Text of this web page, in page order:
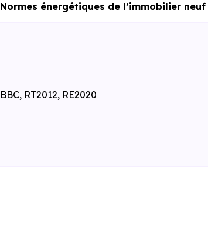
Normes énergétiques de l’immobilier neuf
BBC, RT2012, RE2020